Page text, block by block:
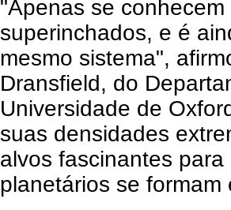
"Apenas se
superinchados, e é
mesmo sistema",
Dransfield, do
Universidade de
suas densidades
alvos fascinantes
planetários se formam